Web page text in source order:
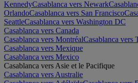
KennedyCasablanca vers Newark
OrlandoCasablanca vers San Francisco
SeattleCasablanca vers Washington DC
Casablanca vers Canada
Casablanca vers MontréalCasablanca vers
Casablanca vers Mexique
Casablanca vers Mexico
Casablanca vers Asie et le Pacifique
Casablanca vers Australie